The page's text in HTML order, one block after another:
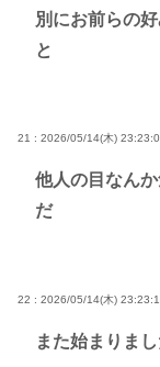
別にお前らの
と
21 : 2026/05/14(木)
他人の目なん
だ
22 : 2026/05/14(木)
また始まりま